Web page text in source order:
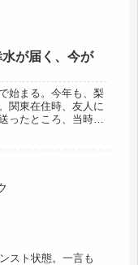
が届く、今が
始まる。今年も、梨
関東在住時、友人に
ったところ、当時80
スト状態。一言も